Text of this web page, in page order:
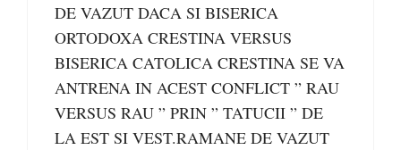
DE VAZUT DACA SI BISERICA
ORTODOXA CRESTINA VERSUS
BISERICA CATOLICA CRESTINA SE VA
ANTRENA IN ACEST CONFLICT ” RAU
VERSUS RAU ” PRIN ” TATUCII ” DE
LA EST SI VEST.RAMANE DE VAZUT